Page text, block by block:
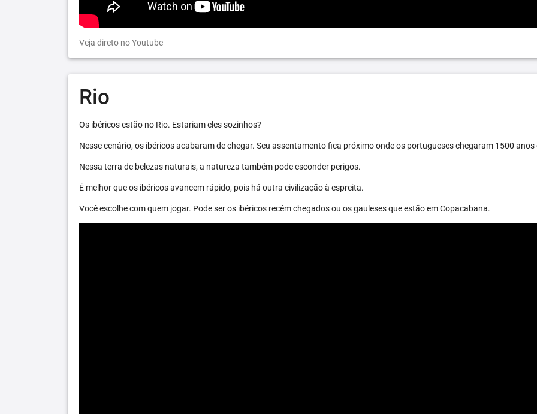
Veja direto no Youtube
Rio
Os ibéricos estão no Rio. Estariam eles sozinhos?
Nesse cenário, os ibéricos acabaram de chegar. Seu assentamento fica próximo onde os portugueses chegaram 1500 anos
Nessa terra de belezas naturais, a natureza também pode esconder perigos.
É melhor que os ibéricos avancem rápido, pois há outra civilização à espreita.
Você escolhe com quem jogar. Pode ser os ibéricos recém chegados ou os gauleses que estão em Copacabana.